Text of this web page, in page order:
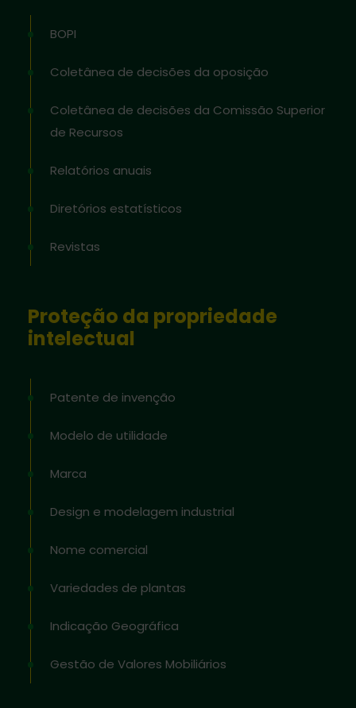
BOPI
Coletânea de decisões da oposição
Coletânea de decisões da Comissão Superior
de Recursos
Relatórios anuais
Diretórios estatísticos
Revistas
Proteção da propriedade
intelectual
Patente de invenção
Modelo de utilidade
Marca
Design e modelagem industrial
Nome comercial
Variedades de plantas
Indicação Geográfica
Gestão de Valores Mobiliários